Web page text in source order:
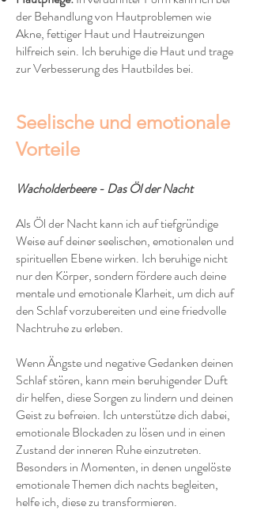
der Behandlung von Hautproblemen wie
Akne, fettiger Haut und Hautreizungen
hilfreich sein. Ich beruhige die Haut und trage
zur Verbesserung des Hautbildes bei.
Seelische und emotionale
Vorteile
Wacholderbeere - Das Öl der Nacht
Als Öl der Nacht kann ich auf tiefgründige
Weise auf deiner seelischen, emotionalen und
spirituellen Ebene wirken. Ich beruhige nicht
nur den Körper, sondern fördere auch deine
mentale und emotionale Klarheit, um dich auf
den Schlaf vorzubereiten und eine friedvolle
Nachtruhe zu erleben.
Wenn Ängste und negative Gedanken deinen
Schlaf stören, kann mein beruhigender Duft
dir helfen, diese Sorgen zu lindern und deinen
Geist zu befreien. Ich unterstütze dich dabei,
emotionale Blockaden zu lösen und in einen
Zustand der inneren Ruhe einzutreten.
Besonders in Momenten, in denen ungelöste
emotionale Themen dich nachts begleiten,
helfe ich, diese zu transformieren.